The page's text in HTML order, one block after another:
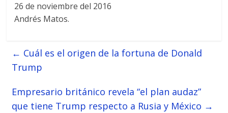
26 de noviembre del 2016
Andrés Matos.
← Cuál es el origen de la fortuna de Donald
Trump
Empresario británico revela “el plan audaz”
que tiene Trump respecto a Rusia y México →